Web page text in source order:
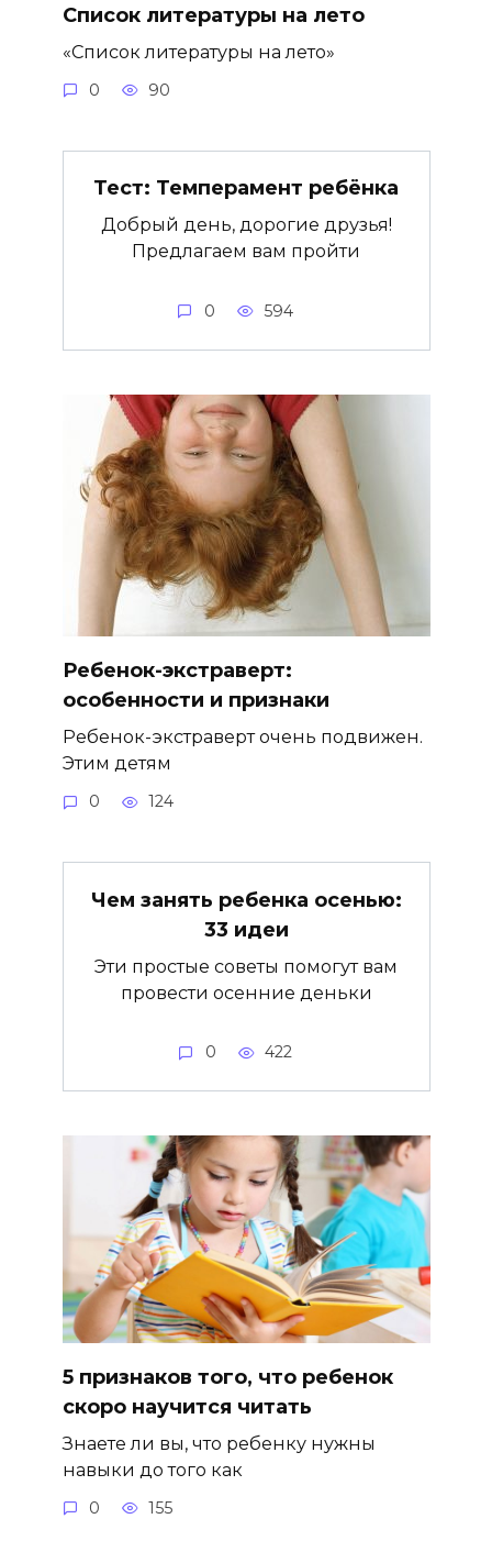
Список литературы на лето
«Список литературы на лето»
0 90
Тест: Темперамент ребёнка
Добрый день, дорогие друзья!
Предлагаем вам пройти
0 594
Ребенок-экстраверт:
особенности и признаки
Ребенок-экстраверт очень подвижен.
Этим детям
0 124
Чем занять ребенка осенью:
33 идеи
Эти простые советы помогут вам
провести осенние деньки
0 422
5 признаков того, что ребенок
скоро научится читать
Знаете ли вы, что ребенку нужны
навыки до того как
0 155